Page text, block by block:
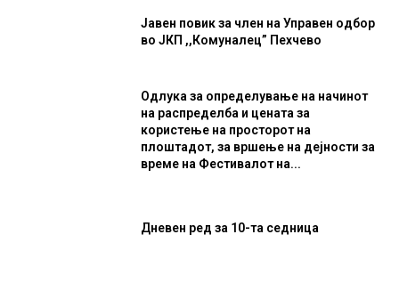
Јавен повик за член на Управен одбор
во ЈКП ,,Комуналец” Пехчево
Одлука за определување на начинот
на распределба и цената за
користење на просторот на
плоштадот, за вршење на дејности за
време на Фестивалот на...
Дневен ред за 10-та седница